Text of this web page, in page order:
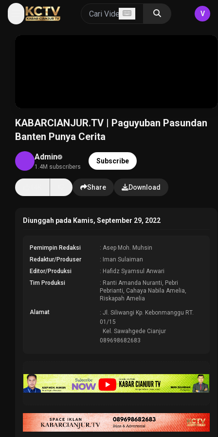
V
KABARCIANJUR.TV | Paguyuban Pasundan
Banten Punya Cerita
Admin
1.4M subscribers
Subscribe
Share Download
Diunggah pada Kamis, September 29, 2022
Pemimpin Redaksi
: Asep Moh. Muhsin
Redaktur/Produser
: Iman Sulaiman
Editor/Produksi
: Hafidz Syamsul Anwari
Tim Produksi
: Ranti Amanda Nuranti, Pebri
Pebrianti, Cahaya Nabila Amelia,
Riskapah Amelia
Alamat
: Jl. Siliwangi Kp. Kebonmanggu RT.
01/15
Kel. Sawahgede Cianjur
089698682683